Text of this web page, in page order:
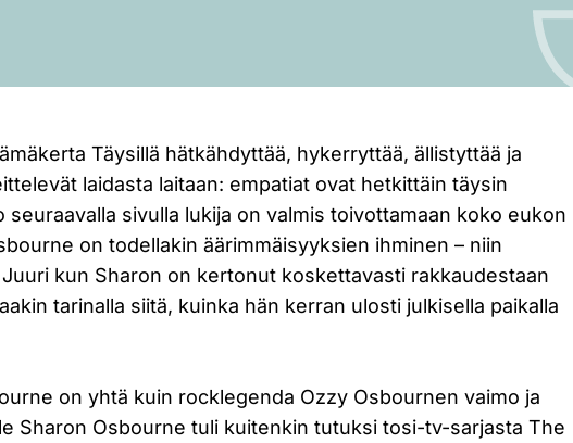
Täysillä hätkähdyttää, hykerryttää, ällistyttää ja
laidasta laitaan: empatiat ovat hetkittäin täysin
seuraavalla sivulla lukija on valmis toivottamaan koko eukon
on todellakin äärimmäisyyksien ihminen – niin
kun Sharon on kertonut koskettavasti rakkaudestaan
tarinalla siitä, kuinka hän kerran ulosti julkisella paikalla
on yhtä kuin rocklegenda Ozzy Osbournen vaimo ja
Sharon Osbourne tuli kuitenkin tutuksi tosi-tv-sarjasta The